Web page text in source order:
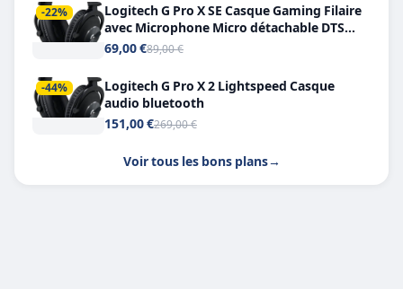
-22%
Logitech G Pro X SE Casque Gaming Filaire
avec Microphone Micro détachable DTS
Headphone X 7.1
69,00 €89,00 €
-44%
Logitech G Pro X 2 Lightspeed Casque
audio bluetooth
151,00 €269,00 €
Voir tous les bons plans→